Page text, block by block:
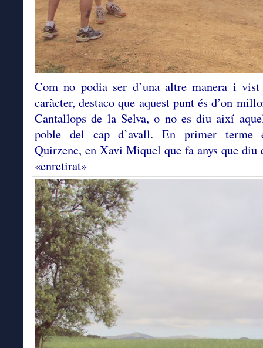
Com no podia ser d’una altre manera i
caràcter, destaco que aquest punt és d’on
Cantallops de la Selva, o no es diu així
poble del cap d’avall. En primer terme
Quirzenc, en Xavi Miquel que fa anys que diu
«enretirat»